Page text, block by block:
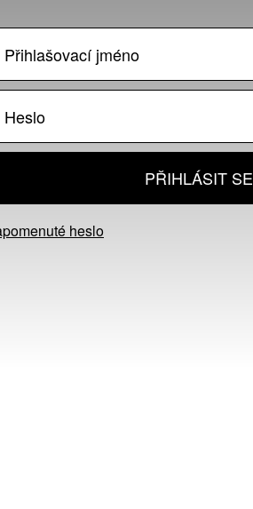
PŘIHLÁSIT SE
heslo